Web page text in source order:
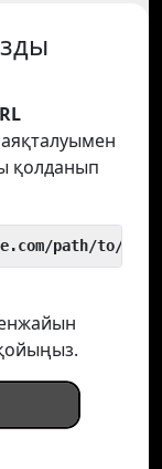
аяқталуымен
қолданып
path/to/